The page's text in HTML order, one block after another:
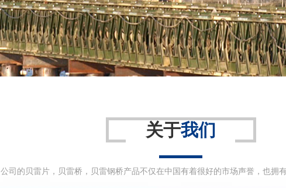
关于我们
公司的贝雷片，贝雷桥，贝雷钢桥产品不仅在中国有着很好的市场声誉，也拥